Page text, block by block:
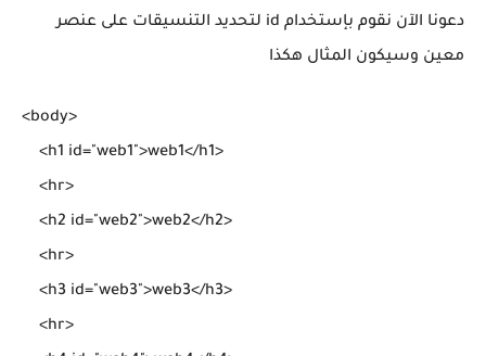
دعونا اﻵن نقوم بإستخدام id لتحديد التنسيقات على عنصر
معين وسيكون المثال هكذا
<body>
    <h1 id="web1">web1</h1>
    <hr>
    <h2 id="web2">web2</h2>
    <hr>
    <h3 id="web3">web3</h3>
    <hr>